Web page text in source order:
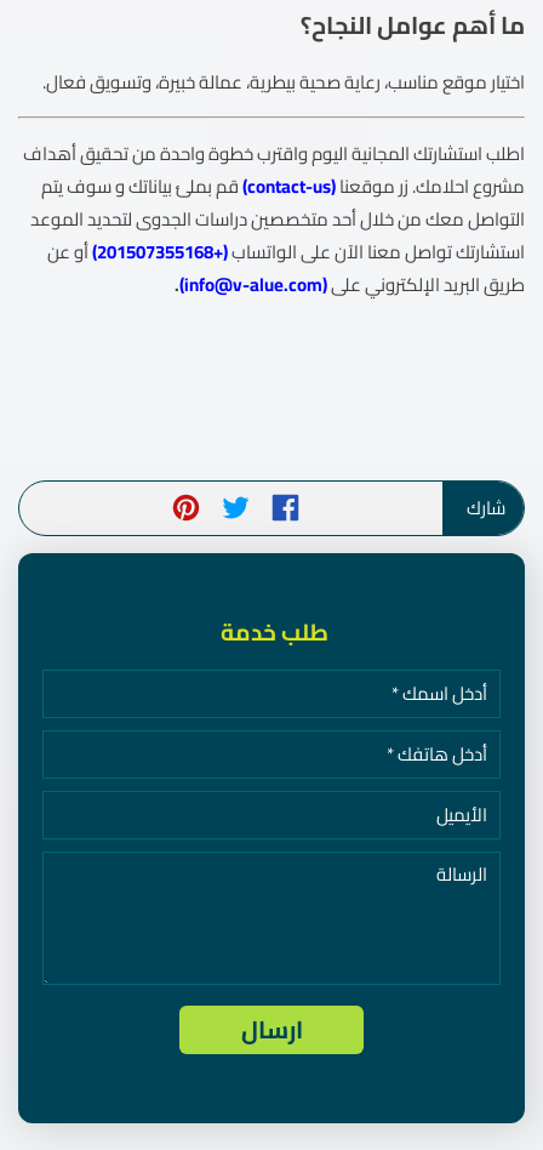
ما أهم عوامل النجاح؟
اختيار موقع مناسب، رعاية صحية بيطرية، عمالة خبيرة، وتسويق فعال.
اطلب استشارتك المجانية اليوم واقترب خطوة واحدة من تحقيق أهداف
مشروع احلامك. زر موقعنا(
contact-us
)قم بملئ بياناتك و سوف يتم
التواصل معك من خلال أحد متخصصين دراسات الجدوى لتحديد الموعد
استشارتك تواصل معنا الآن على الواتساب(
+201507355168
)أو عن
طريق البريد الإلكتروني على(
info@v-alue.com
)
.
شارك
طلب خدمة